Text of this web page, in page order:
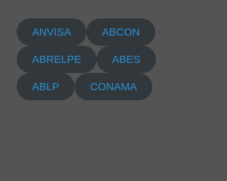
ANVISA ABCON
ABRELPE ABES
ABLP CONAMA